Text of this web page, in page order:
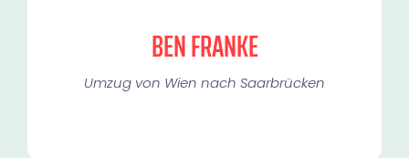
BEN FRANKE
Umzug von Wien nach Saarbrücken